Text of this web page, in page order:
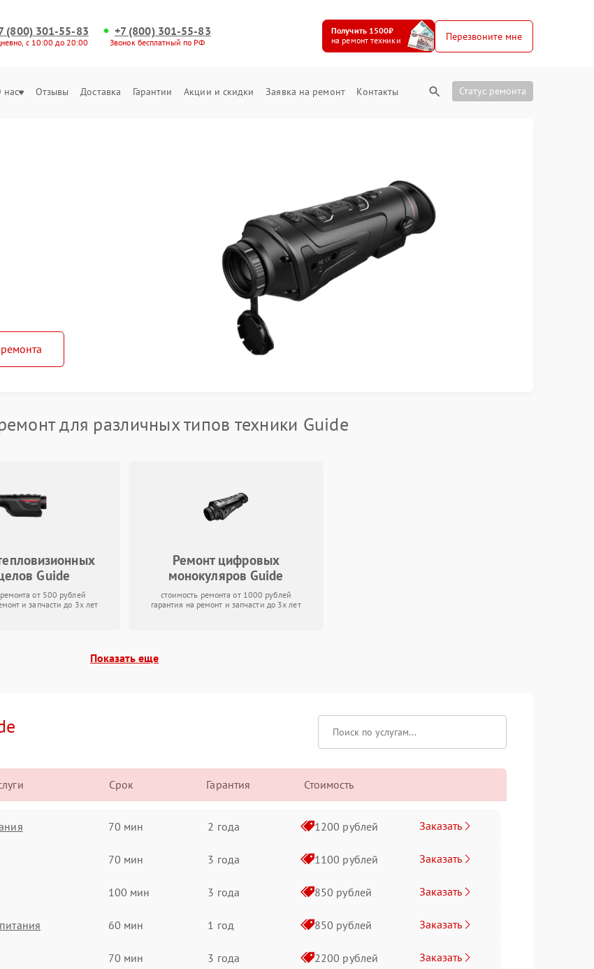
(800) 301-55-83
с 10:00 до 20:00
+7 (800) 301-55-83
Звонок бесплатный по РФ
Получить 1500₽
на ремонт техники
Перезвоните мне
нас Отзывы Доставка Гарантии Акции и скидки Заявка на ремонт Контакты Статус ремонта
для различных типов техники Guide
Guide
от 500 рублей
и запчасти до 3х лет
Ремонт цифровых
монокуляров Guide
стоимость ремонта от 1000 рублей
гарантия на ремонт и запчасти до 3х лет
Показать еще
Срок Гарантия Стоимость
70 мин 2 года 1200 рублей Заказать
70 мин 3 года 1100 рублей Заказать
100 мин 3 года 850 рублей Заказать
60 мин 1 год 850 рублей Заказать
70 мин 3 года 2200 рублей Заказать